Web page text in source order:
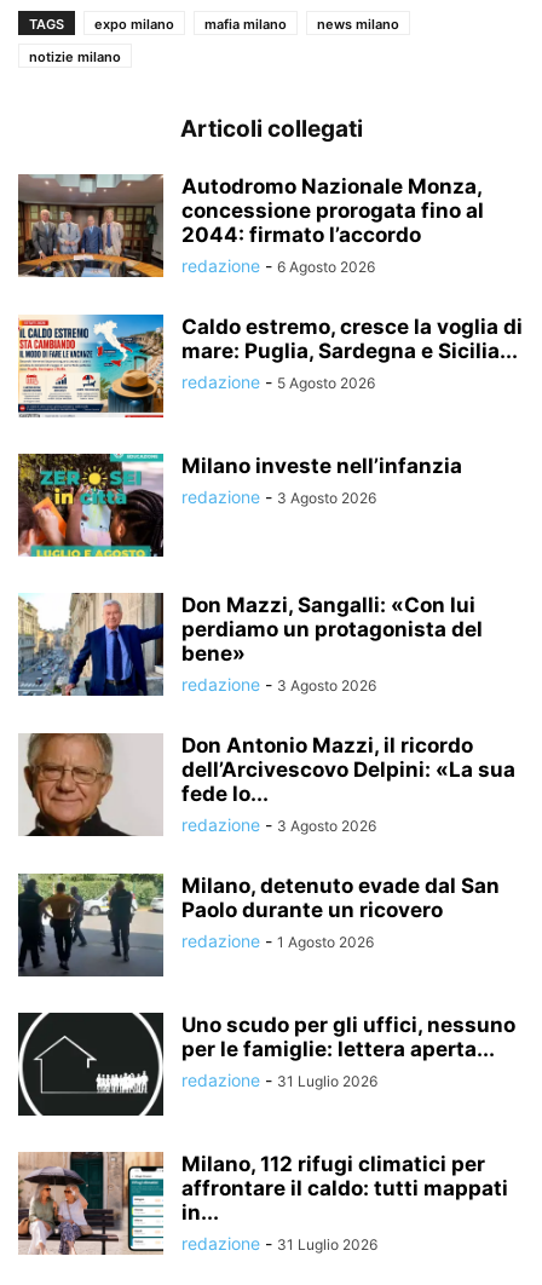
TAGS expo milano mafia milano
news milano
notizie milano
Articoli collegati
Autodromo Nazionale Monza,
concessione prorogata fino al
2044: firmato l’accordo
redazione - 6 Agosto 2026
Caldo estremo, cresce la voglia di
mare: Puglia, Sardegna e Sicilia...
redazione - 5 Agosto 2026
Milano investe nell’infanzia
redazione - 3 Agosto 2026
Don Mazzi, Sangalli: «Con lui
perdiamo un protagonista del
bene»
redazione - 3 Agosto 2026
Don Antonio Mazzi, il ricordo
dell’Arcivescovo Delpini: «La sua
fede lo...
redazione - 3 Agosto 2026
Milano, detenuto evade dal San
Paolo durante un ricovero
redazione - 1 Agosto 2026
Uno scudo per gli uffici, nessuno
per le famiglie: lettera aperta...
redazione - 31 Luglio 2026
Milano, 112 rifugi climatici per
affrontare il caldo: tutti mappati
in...
redazione - 31 Luglio 2026